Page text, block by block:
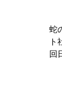
蛇
ト
回